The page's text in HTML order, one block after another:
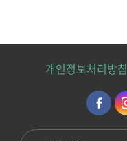
개인정보처리방침